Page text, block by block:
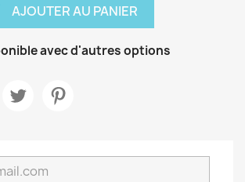
AJOUTER AU PANIER
avec d'autres options